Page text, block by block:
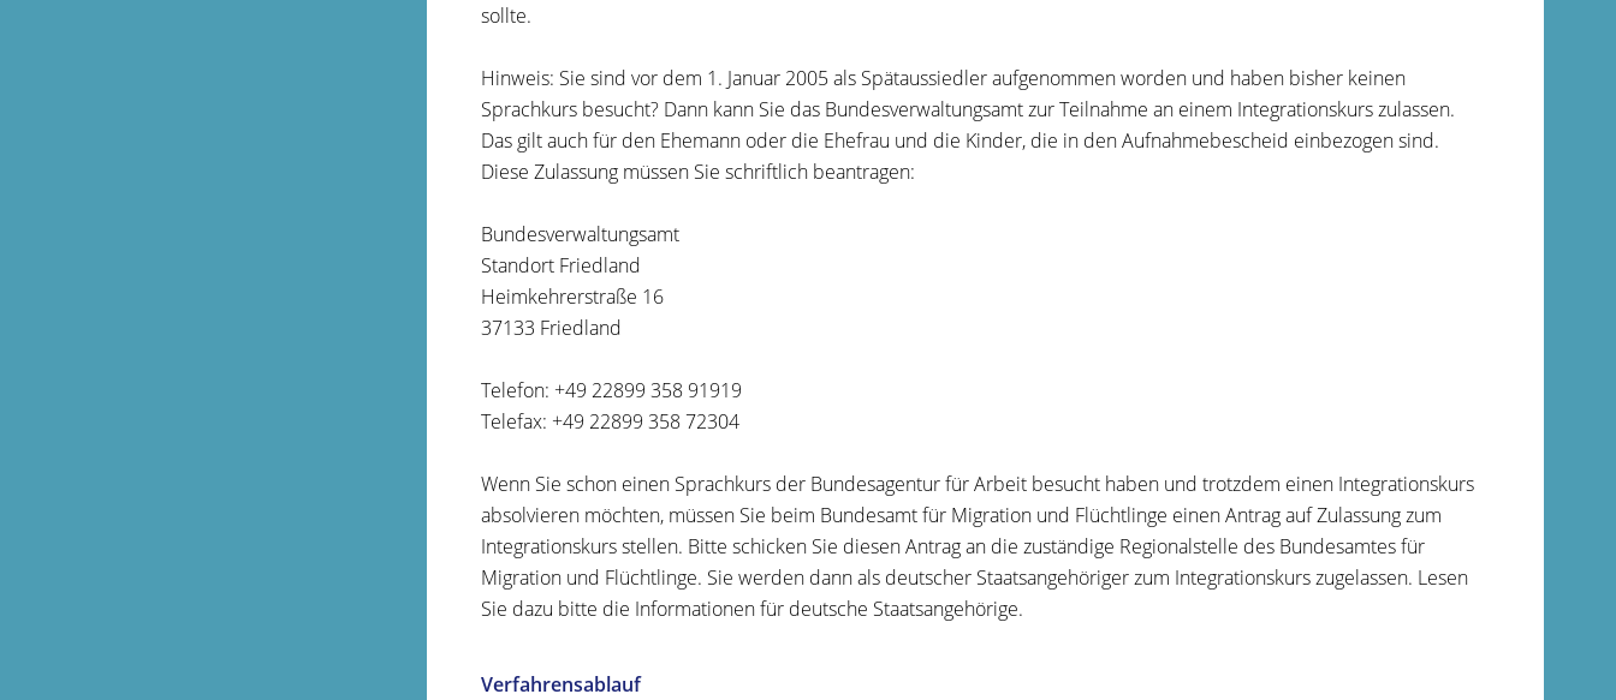
sollte.
Hinweis: Sie sind vor dem 1. Januar 2005 als Spätaussiedler aufgenommen worden und haben bisher keinen
Sprachkurs besucht? Dann kann Sie das Bundesverwaltungsamt zur Teilnahme an einem Integrationskurs zulassen.
Das gilt auch für den Ehemann oder die Ehefrau und die Kinder, die in den Aufnahmebescheid einbezogen sind.
Diese Zulassung müssen Sie schriftlich beantragen:
Bundesverwaltungsamt
Standort Friedland
Heimkehrerstraße 16
37133 Friedland
Telefon: +49 22899 358 91919
Telefax: +49 22899 358 72304
Wenn Sie schon einen Sprachkurs der Bundesagentur für Arbeit besucht haben und trotzdem einen Integrationskurs
absolvieren möchten, müssen Sie beim Bundesamt für Migration und Flüchtlinge einen Antrag aufZulassung zum
Integrationskursstellen. Bitte schicken Sie diesen Antrag an die zuständige Regionalstelle des Bundesamtes für
Migration und Flüchtlinge. Sie werden dann als deutscher Staatsangehöriger zum Integrationskurszugelassen. Lesen
Sie dazu bitte die Informationen für deutsche Staatsangehörige.
Verfahrensablauf